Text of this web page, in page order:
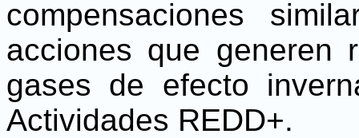
compensaciones
acciones que generen
gases de efecto
Actividades REDD+.